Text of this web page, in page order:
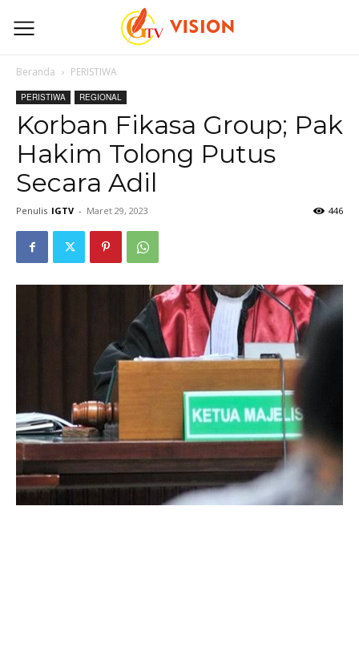
Beranda PERISTIWA
PERISTIWA REGIONAL
Korban Fikasa Group; Pak
Hakim Tolong Putus
Secara Adil
Penulis IGTV - Maret 29, 2023 446